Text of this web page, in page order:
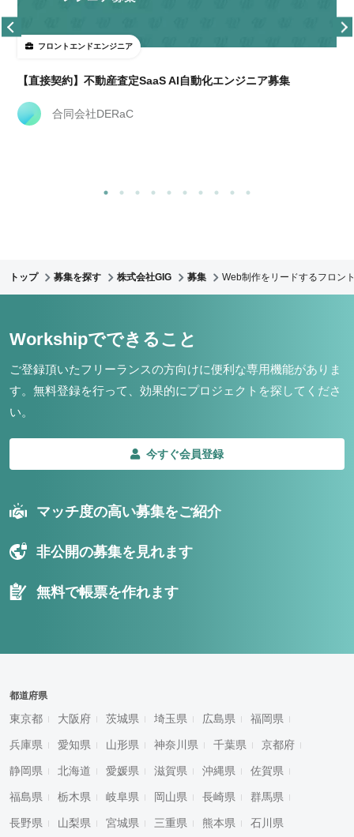
フロントエンドエンジニア
【直接契約】不動産査定SaaS AI自動化エンジニア募集
合同会社DERaC
トップ 募集を探す 株式会社GIG 募集 Web制作をリードするフロン
Workshipでできること
ご登録頂いたフリーランスの方向けに便利な専用機能がありま
す。 無料登録を行って、効果的にプロジェクトを探してくださ
い。
今すぐ会員登録
マッチ度の高い募集をご紹介
非公開の募集を見れます
無料で帳票を作れます
都道府県
東京都 大阪府 茨城県 埼玉県 広島県 福岡県
兵庫県 愛知県 山形県 神奈川県 千葉県 京都府
静岡県 北海道 愛媛県 滋賀県 沖縄県 佐賀県
福島県 栃木県 岐阜県 岡山県 長崎県 群馬県
長野県 山梨県 宮城県 三重県 熊本県 石川県